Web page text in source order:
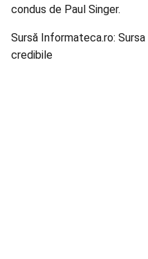
condus de Paul Singer.
Sursă Informateca.ro:
credibile